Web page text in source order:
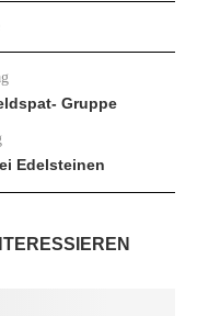
Gruppe
Edelsteinen